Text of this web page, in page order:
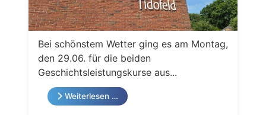
Bei schönstem Wetter ging es am Montag,
den 29.06. für die beiden
Geschichtsleistungskurse aus...
Weiterlesen …